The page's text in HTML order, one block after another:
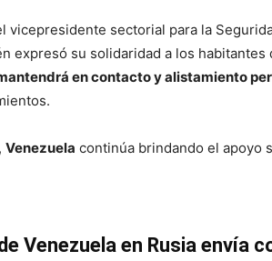
vicepresidente sectorial para la
expresó su solidaridad a los habitantes
en contacto y alistamiento
Venezuela continúa brindando el apoyo
Venezuela en Rusia envía